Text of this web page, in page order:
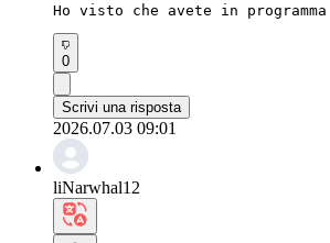
Ho visto che avete in
0
Scrivi una risposta
2026.07.03 09:01
liNarwhal12